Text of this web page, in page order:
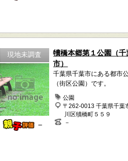
現地未調査
－
犢橋本郷第１公園（千
市）
千葉県千葉市にある都市
（街区公園）です。
公園
〒262-0013 千葉県千葉
川区犢橋町５５９
－